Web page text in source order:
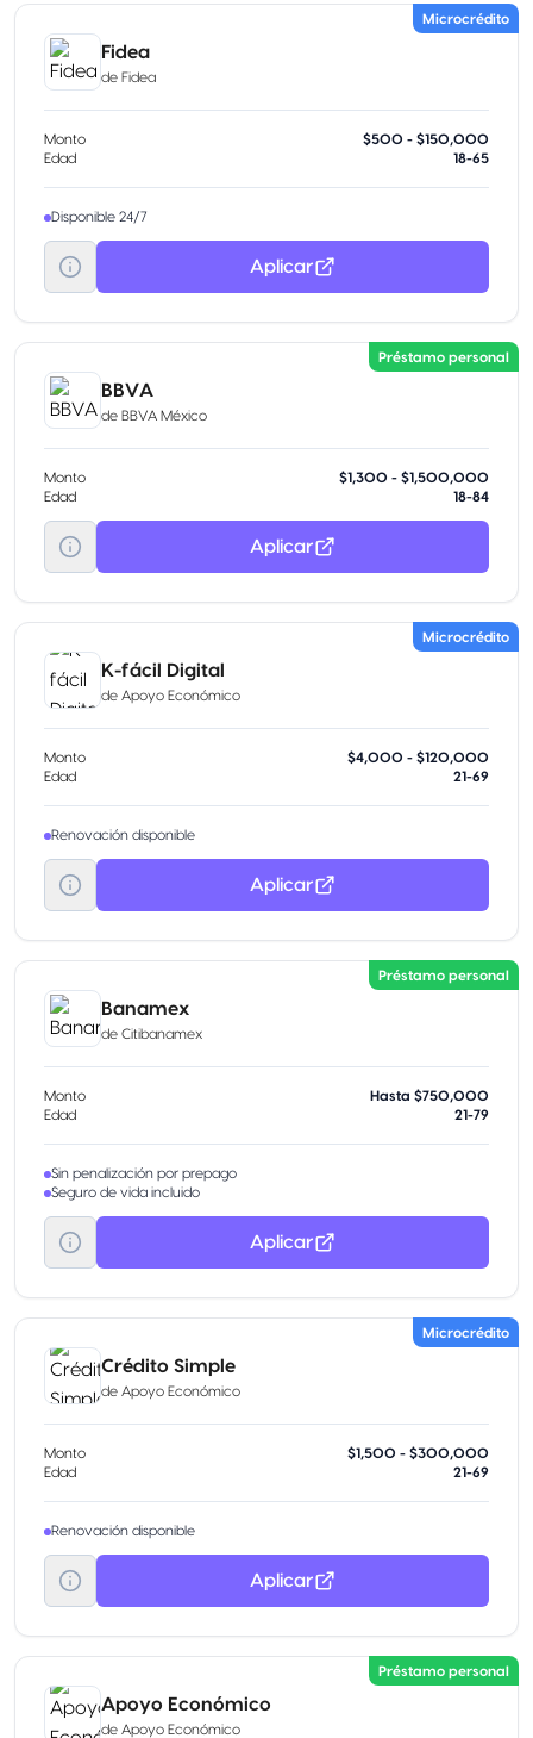
Microcrédito
Fidea
de Fidea
Monto
$500 - $150,000
Edad
18-65
Disponible 24/7
Aplicar
Préstamo personal
BBVA
de BBVA México
Monto
$1,300 - $1,500,000
Edad
18-84
Aplicar
Microcrédito
K-fácil Digital
de Apoyo Económico
Monto
$4,000 - $120,000
Edad
21-69
Renovación disponible
Aplicar
Préstamo personal
Banamex
de Citibanamex
Monto
Hasta $750,000
Edad
21-79
Sin penalización por prepago
Seguro de vida incluido
Aplicar
Microcrédito
Crédito Simple
de Apoyo Económico
Monto
$1,500 - $300,000
Edad
21-69
Renovación disponible
Aplicar
Préstamo personal
Apoyo Económico
de Apoyo Económico